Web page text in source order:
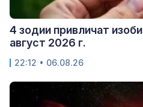
4 зодии привличат
август 2026 г.
22:12 • 06.08.26